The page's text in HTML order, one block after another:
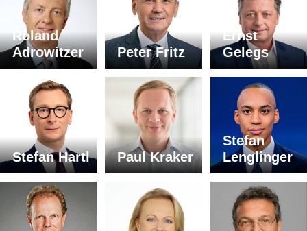
Roland
Adrowitzer
Peter Fritz
Ernst
Gelegs
Stefan Hartl Paul Kraker
Stefan
Lenglinger